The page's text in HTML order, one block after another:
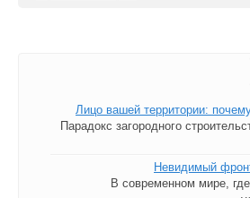
Лицо вашей территории:
Парадокс загородного
Невидимый
В современном мире,